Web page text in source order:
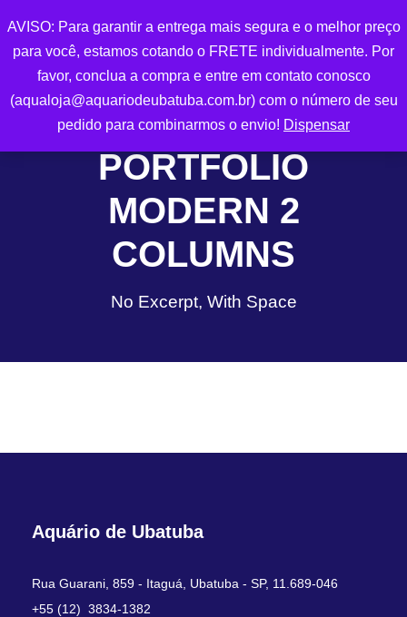
0
PORTFOLIO
MODERN 2
COLUMNS
No Excerpt, With Space
Aquário de Ubatuba
Rua Guarani, 859 - Itaguá, Ubatuba - SP, 11.689-046
+55 (12) 3834-1382
AVISO: Para garantir a entrega mais segura e o melhor preço
para você, estamos cotando o FRETE individualmente. Por
favor, conclua a compra e entre em contato conosco
(aqualoja@aquariodeubatuba.com.br) com o número de seu
pedido para combinarmos o envio! Dispensar